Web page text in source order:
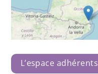
L’espace adhérents